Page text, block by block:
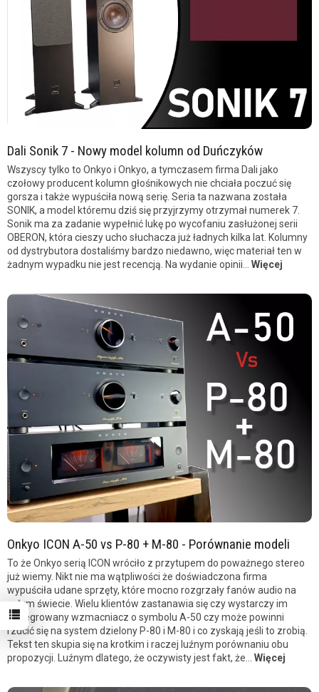
Dali Sonik 7 - Nowy model kolumn od Duńczyków
Wszyscy tylko to Onkyo i Onkyo, a tymczasem firma Dali jako
czołowy producent kolumn głośnikowych nie chciała poczuć się
gorsza i także wypuściła nową serię. Seria ta nazwana została
SONIK, a model któremu dziś się przyjrzymy otrzymał numerek 7.
Sonik ma za zadanie wypełnić lukę po wycofaniu zasłużonej serii
OBERON, która cieszy ucho słuchacza już ładnych kilka lat. Kolumny
od dystrybutora dostaliśmy bardzo niedawno, więc materiał ten w
żadnym wypadku nie jest recencją. Na wydanie opinii... Więcej
Onkyo ICON A-50 vs P-80 + M-80 - Porównanie modeli
To że Onkyo serią ICON wróciło z przytupem do poważnego stereo
już wiemy. Nikt nie ma wątpliwości że doświadczona firma
wypuściła udane sprzęty, które mocno rozgrzały fanów audio na
całym świecie. Wielu klientów zastanawia się czy wystarczy im
zintegrowany wzmacniacz o symbolu A-50 czy może powinni
rzucić się na system dzielony P-80 i M-80 i co zyskają jeśli to zrobią.
Tekst ten skupia się na krotkim i raczej luźnym porównaniu obu
propozycji. Luźnym dlatego, że oczywisty jest fakt, że... Więcej